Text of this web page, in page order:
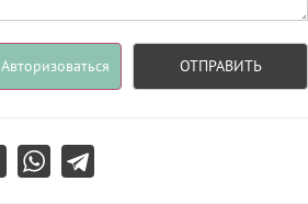
Авторизоваться ОТПРАВИТЬ